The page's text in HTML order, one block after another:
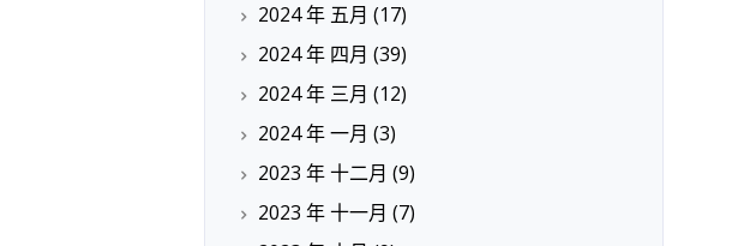
2024 年 五月 (17)
2024 年 四月 (39)
2024 年 三月 (12)
2024 年 一月 (3)
2023 年 十二月 (9)
2023 年 十一月 (7)